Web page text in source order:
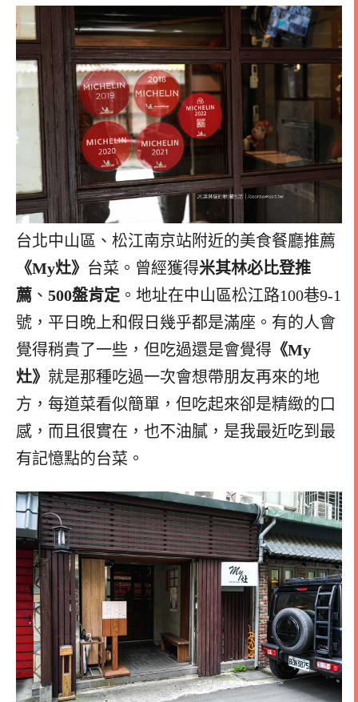
台北中山區、松江南京站附近的美食餐廳推薦
《My灶》 台菜。曾經獲得米其林必比登推
薦 、 500盤肯定 。地址在中山區松江路100巷9-1
號，平日晚上和假日幾乎都是滿座。有的人會
覺得稍貴了一些，但吃過還是會覺得 《My
灶》 就是那種吃過一次會想帶朋友再來的地
方，每道菜看似簡單，但吃起來卻是精緻的口
感，而且很實在，也不油膩，是我最近吃到最
有記憶點的台菜。